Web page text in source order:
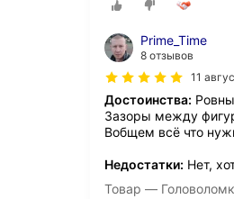
Prime_Time
8 отзывов
11
Достоинства:
Зазоры между
Вобщем всë что
Недостатки: Нет,
Товар —